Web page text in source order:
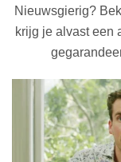
Nieuwsgierig?
krijg je alvast een